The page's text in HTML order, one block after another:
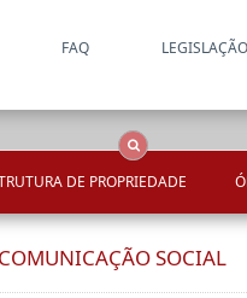
FAQ LEGISLAÇÃO
DE PROPRIEDADE
SOCIAL